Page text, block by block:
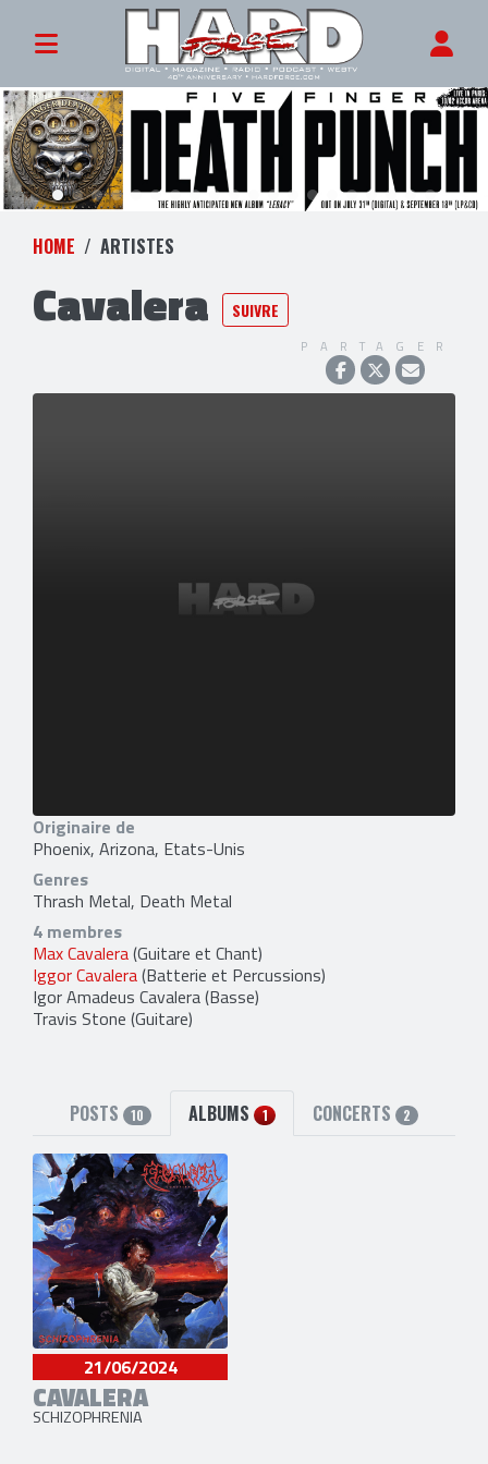
HOME ARTISTES
Cavalera SUIVRE
PARTAGER
Originaire de
Phoenix, Arizona, Etats-Unis
Genres
Thrash Metal, Death Metal
4 membres
Max Cavalera(Guitare et Chant)
Iggor Cavalera(Batterie et Percussions)
Igor Amadeus Cavalera(Basse)
Travis Stone (Guitare)
POSTS 10 ALBUMS 1 CONCERTS 2
21/06/2024
CAVALERA
SCHIZOPHRENIA